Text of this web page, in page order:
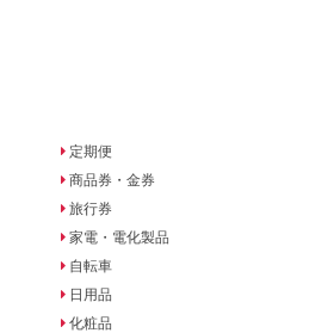
定期便
商品券・金券
旅行券
家電・電化製品
自転車
日用品
化粧品